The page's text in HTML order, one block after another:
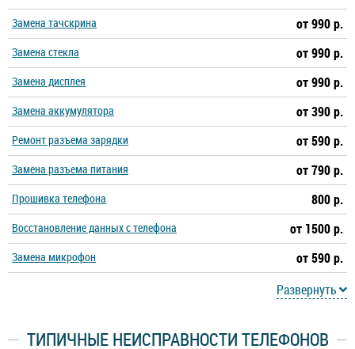
Замена тачскрина от 990 р.
Замена стекла от 990 р.
Замена дисплея от 990 р.
Замена аккумулятора от 390 р.
Ремонт разъема зарядки от 590 р.
Замена разъема питания от 790 р.
Прошивка телефона 800 р.
Восстановление данных с телефона от 1500 р.
Замена микрофон
от 590 р.
Развернуть
ТИПИЧНЫЕ НЕИСПРАВНОСТИ ТЕЛЕФОНОВ